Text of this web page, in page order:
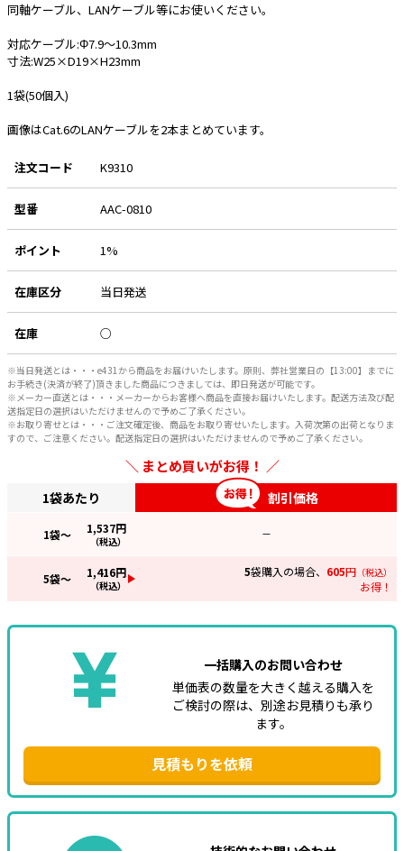
e431オリジナル
暑さ対策
販売終了品
同軸ケーブル、LANケーブル等にお使いください。
対応ケーブル:Φ7.9～10.3mm
寸法:W25×D19×H23mm
1袋(50個入)
画像はCat.6のLANケーブルを2本まとめています。
注文コード K9310
型番 AAC-0810
ポイント 1%
在庫区分 当日発送
在庫 ○
※当日発送とは・・・e431から商品をお届けいたします。原則、弊社営業日の【13:00】までに
お手続き(決済が終了)頂きました商品につきましては、即日発送が可能です。
※メーカー直送とは・・・メーカーからお客様へ商品を直接お届けいたします。配送方法及び配
送指定日の選択はいただけませんので予めご了承ください。
※お取り寄せとは・・・ご注文確定後、商品をお取り寄せいたします。入荷次第の出荷となりま
すので、ご注意ください。配送指定日の選択はいただけませんので予めご了承ください。
まとめ買いがお得！
1袋あたり 割引価格
1袋～ 1,537円
（税込）
—
5袋～ 1,416円
（税込）
5袋購入の場合、 605円 （税込）
お得！
一括購入のお問い合わせ
単価表の数量を大きく越える購入を
ご検討の際は、別途お見積りも承り
ます。
見積もりを依頼